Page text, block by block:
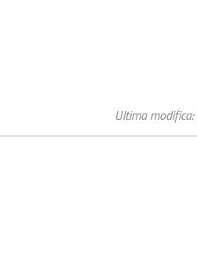
Ultima modifica